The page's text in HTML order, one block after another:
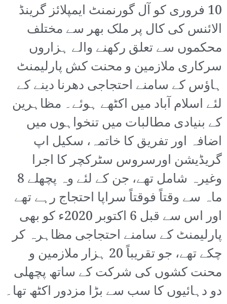
10 فروری کو آل گورنمنٹ ایمپلائز گرینڈ
الائنس کی کال پر ملک بھر سے مختلف
محکموں سے تعلق رکھنے والے ہزاروں
سرکاری ملازمین و محنت کش پارلیمنٹ
ہاؤس کے سامنے احتجاجی دھرنا دینے کے
لئے اسلام آباد میں اکٹھے ہوئے۔ مظاہرین
کے بنیادی مطالبات میں تنخواہوں میں
اضافہ اور تفریق کا خاتمہ، سکیل اپ
گریڈیشن اورسروس سٹرکچر کا اجرا
وغیرہ شامل تھے، جن کے لئے وہ پچھلے 8
ماہ سے وقتاً فوقتاً سراپا احتجاج رہے تھے
اور اس سے قبل 6 اکتوبر 2020ء کو بھی
پارلیمنٹ کے سامنے احتجاجی مظاہرہ کر
چکے تھے، جو تقریباً 20 ہزار ملازمین و
محنت کشوں کی شرکت کے ساتھ پچھلی
دو دہائیوں کا سب سے بڑا مزدور اکٹھ تھا۔